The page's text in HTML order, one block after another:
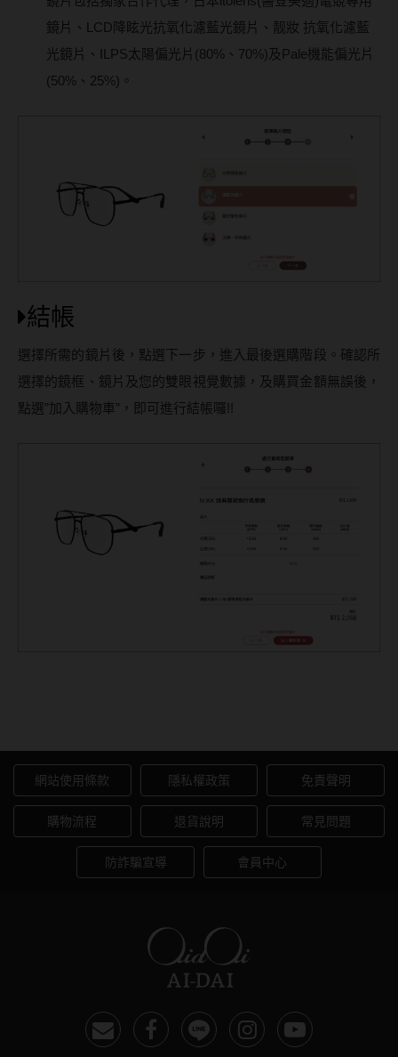
鏡片、LCD降眩光抗氧化濾藍光鏡片、靓妝 抗氧化濾藍
光鏡片、ILPS太陽偏光片(80%、70%)及Pale機能偏光片
(50%、25%)。
結帳
選擇所需的鏡片後，點選下一步，進入最後選購階段。確認所
選擇的鏡框、鏡片及您的雙眼視覺數據，及購買金額無誤後，
點選”加入購物車”，即可進行結帳囉!!
網站使用條款 隱私權政策 免責聲明
購物流程 退貨說明 常見問題
防詐騙宣導 會員中心